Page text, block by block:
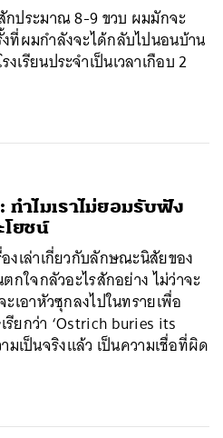
ประมาณ 8-9 ขวบ ผมมักจะ
ที่ผมกำลังจะได้กลับไปนอนบ้าน
รียนประจำเป็นเวลาเกือบ 2
ำไมเราไม่ยอมรับฟัง
โยชน์
งเล่าเกี่ยวกับลักษณะนิสัยของ
กใจกลัวอะไรสักอย่าง ไม่ว่าจะ
เอาหัวซุกลงไปในทรายเพื่อ
ยกว่า ‘Ostrich buries its
มเป็นจริงแล้ว เป็นความเชื่อที่ผิด